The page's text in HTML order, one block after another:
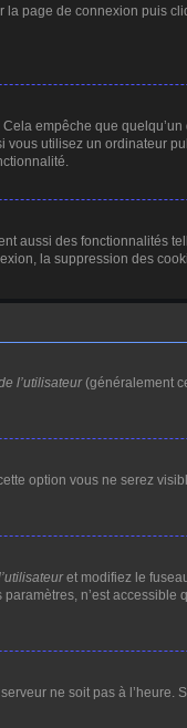
la page de connexion puis
empêche que quelqu’un
utilisez un ordinateur
aussi des fonctionnalités
la suppression des
l’utilisateur(généralement
option vous ne serez
et modifiez le
n’est accessible
ne soit pas à l’heure.